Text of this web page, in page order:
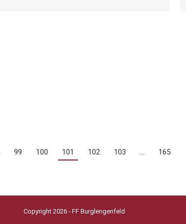
99 100 101 102 103 … 165
Copyright 2026 - FF Burglengenfeld